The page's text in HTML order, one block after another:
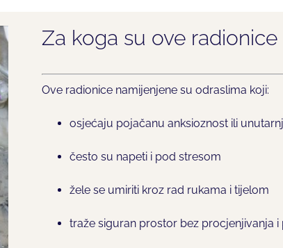
Za koga su ove radionice
Ove radionice namijenjene su odraslima koji:
osjećaju pojačanu anksioznost ili
često su napeti i pod stresom
žele se umiriti kroz rad rukama i tijelom
traže siguran prostor bez procjenjivanja i